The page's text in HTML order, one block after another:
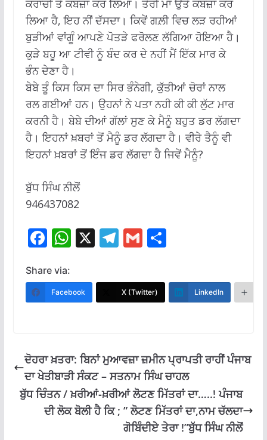
ਕਰਾਚੀ ਤੇ ਕਬਜ਼ਾ ਕਰ ਲਿਆ। ਤੇਰੀ ਮਾਂ ਉਤੇ ਕਬਜ਼ਾ ਕਰ
ਲਿਆ ਹੈ, ਇਹ ਨੀਂ ਦੱਸਦਾ। ਕਿਵੇਂ ਗਲ਼ੀ ਵਿਚ ਲੜ ਰਹੀਆਂ
ਬੁੜੀਆਂ ਵਾਂਗੂੰ ਆਪਣੇ ਪੋਤੜੇ ਫਰੋਲਣ ਲੱਗਿਆ ਹੋਇਆ ਹੈ।
ਕੁੜੇ ਬਹੂ ਆ ਟੀਵੀ ਨੂੰ ਬੰਦ ਕਰ ਦੇ ਨਹੀਂ ਮੈਂ ਇੱਕ ਮਾਰ ਕੇ
ਭੰਨ ਦੇਣਾ ਹੈ।
ਬੇਬੇ ਤੂੰ ਕਿਸ ਕਿਸ ਦਾ ਸਿਰ ਭੰਨੇਗੀ, ਕੁੱਤੀਆਂ ਚੋਰਾਂ ਨਾਲ
ਰਲ ਗਈਆਂ ਹਨ। ਉਹਨਾਂ ਨੇ ਪਤਾ ਨਹੀ ਕੀ ਕੀ ਲੁੱਟ ਮਾਰ
ਕਰਨੀ ਹੈ। ਬੇਬੇ ਦੀਆਂ ਗੱਲਾਂ ਸੁਣ ਕੇ ਮੈਨੂੰ ਬਹੁਤ ਡਰ ਲੱਗਦਾ
ਹੈ। ਇਹਨਾਂ ਖ਼ਬਰਾਂ ਤੋਂ ਮੈਨੂੰ ਡਰ ਲੱਗਦਾ ਹੈ। ਵੀਰੇ ਤੈਨੂੰ ਵੀ
ਇਹਨਾਂ ਖ਼ਬਰਾਂ ਤੋਂ ਇੰਜ ਡਰ ਲੱਗਦਾ ਹੈ ਜਿਵੇਂ ਮੈਨੂੰ?
ਬੁੱਧ ਸਿੰਘ ਨੀਲੋਂ
946437082
F
e
b
k
W
at
s
p
X T
e
gr
G
ai
l
S
ar
e
Share via:
Facebook X (Twitter) LinkedIn
ਦੋਹਰਾ ਖ਼ਤਰਾ: ਬਿਨਾਂ ਮੁਆਵਜ਼ਾ ਜ਼ਮੀਨ ਪ੍ਰਾਪਤੀ ਰਾਹੀਂ ਪੰਜਾਬ
ਦਾ ਖੇਤੀਬਾੜੀ ਸੰਕਟ – ਸਤਨਾਮ ਸਿੰਘ ਚਾਹਲ
ਬੁੱਧ ਚਿੰਤਨ / ਖ਼ਰੀਆਂ-ਖ਼ਰੀਆਂ ਲੋਟਣ ਮਿੱਤਰਾਂ ਦਾ…..! ਪੰਜਾਬ
ਦੀ ਲੋਕ ਬੋਲੀ ਹੈ ਕਿ ; ” ਲੋਟਣ ਮਿੱਤਰਾਂ ਦਾ,ਨਾਮ ਚੱਲਦਾ
ਗੋਬਿੰਦੀਏ ਤੇਰਾ !”ਬੁੱਧ ਸਿੰਘ ਨੀਲੋਂ